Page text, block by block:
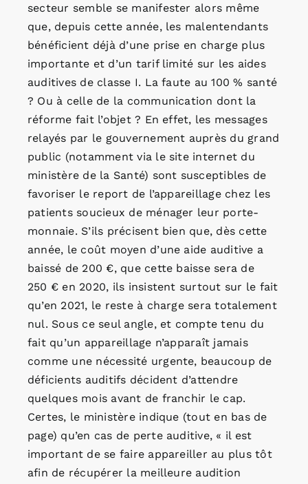
secteur semble se manifester alors même
que, depuis cette année, les malentendants
bénéficient déjà d’une prise en charge plus
importante et d’un tarif limité sur les aides
auditives de classe I. La faute au 100 % santé
? Ou à celle de la communication dont la
réforme fait l’objet ? En effet, les messages
relayés par le gouvernement auprès du grand
public (notamment via le site internet du
ministère de la Santé) sont susceptibles de
favoriser le report de l’appareillage chez les
patients soucieux de ménager leur porte-
monnaie. S’ils précisent bien que, dès cette
année, le coût moyen d’une aide auditive a
baissé de 200 €, que cette baisse sera de
250 € en 2020, ils insistent surtout sur le fait
qu’en 2021, le reste à charge sera totalement
nul. Sous ce seul angle, et compte tenu du
fait qu’un appareillage n’apparaît jamais
comme une nécessité urgente, beaucoup de
déficients auditifs décident d’attendre
quelques mois avant de franchir le cap.
Certes, le ministère indique (tout en bas de
page) qu’en cas de perte auditive, « il est
important de se faire appareiller au plus tôt
afin de récupérer la meilleure audition